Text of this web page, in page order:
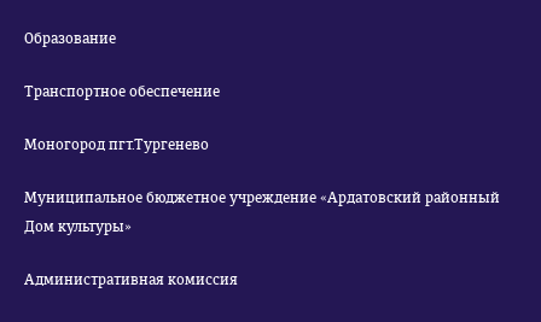
Образование
Транспортное обеспечение
Моногород пгт.Тургенево
Муниципальное бюджетное учреждение «Ардатовский районный
Дом культуры»
Административная комиссия